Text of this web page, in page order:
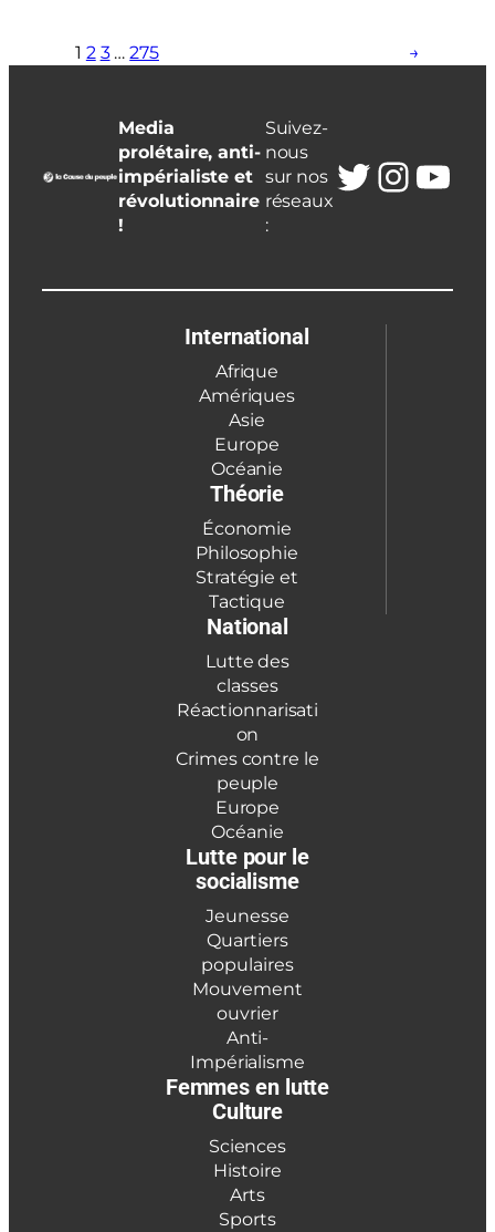
1 2 3 … 275 →
Media
prolétaire, anti-
impérialiste et
révolutionnaire
!
Suivez-
nous
sur nos
réseaux
:
Twitter
International
Afrique
Amériques
Asie
Europe
Océanie
Théorie
Économie
Philosophie
Stratégie et
Tactique
National
Lutte des
classes
Réactionnarisati
on
Crimes contre le
peuple
Europe
Océanie
Lutte pour le
socialisme
Jeunesse
Quartiers
populaires
Mouvement
ouvrier
Anti-
Impérialisme
Femmes en lutte
Culture
Sciences
Histoire
Arts
Sports